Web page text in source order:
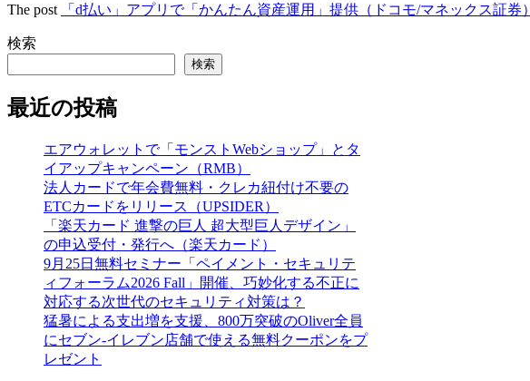
The post 「d払い」アプリで「かんたん資産運用」提供（ドコモ/マネックス証券）
検索
検索
最近の投稿
エアウォレットで「モンストWebショップ」とタ
イアップキャンペーン（RMB）
法人カードで年会費無料・クレカ紐付け不要の
ETCカードをリリース（UPSIDER）
「楽天カード 進撃の巨人 超大型巨人デザイン」
の申込受付・発行へ（楽天カード）
9月25日無料セミナー「ペイメント・セキュリテ
ィフォーラム2026 Fall」開催、巧妙化する不正に
対応する次世代のセキュリティ対策は？
猛暑による支出増を支援、800万突破のOliver全員
にセブン‐イレブン店舗で使える無料クーポンをプ
レゼント